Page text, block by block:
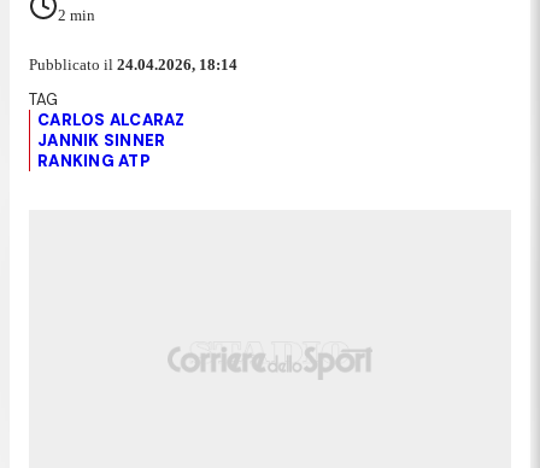
2 min
Pubblicato il 24.04.2026, 18:14
CARLOS ALCARAZ
JANNIK SINNER
RANKING ATP